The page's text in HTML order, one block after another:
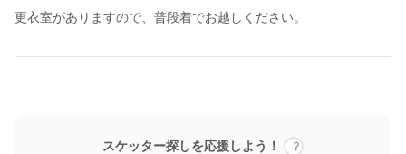
更衣室がありますので、普段着でお越しください。
スケッター探しを応援しよう！